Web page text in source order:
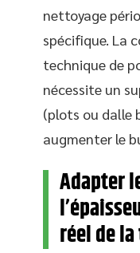
nettoyage
spécifique. La
technique de
nécessite un
(plots ou dalle
augmenter le
Adapter
réel de